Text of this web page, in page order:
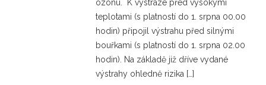
ozonu. K výstraze před vysokými
teplotami (s platností do 1. srpna 00.00
hodin) připojil výstrahu před silnými
bouřkami (s platností do 1. srpna 02.00
hodin). Na základě již dříve vydané
výstrahy ohledně rizika […]